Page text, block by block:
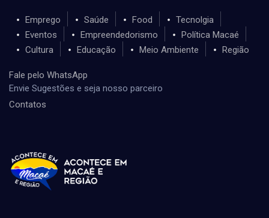
Emprego Saúde Food
Tecnolgia
Eventos
Empreendedorismo
Política Macaé
Cultura
Educação Meio Ambiente Região
Fale pelo WhatsApp
Envie Sugestões e seja nosso parceiro
Contatos